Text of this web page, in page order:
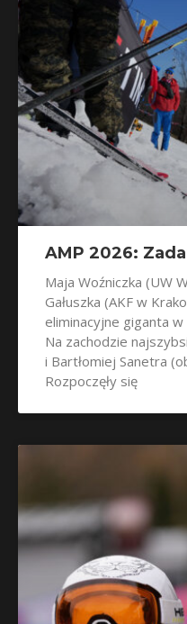
AMP 2026:
Maja Woźniczka (UW
Gałuszka (AKF w
eliminacyjne giganta
Na zachodzie
i Bartłomiej Sanetra
Rozpoczęły się